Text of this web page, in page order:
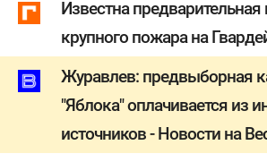
Известна предварительная
крупного пожара на
Журавлев: предвыборная
"Яблока" оплачивается из
источников - Новости на